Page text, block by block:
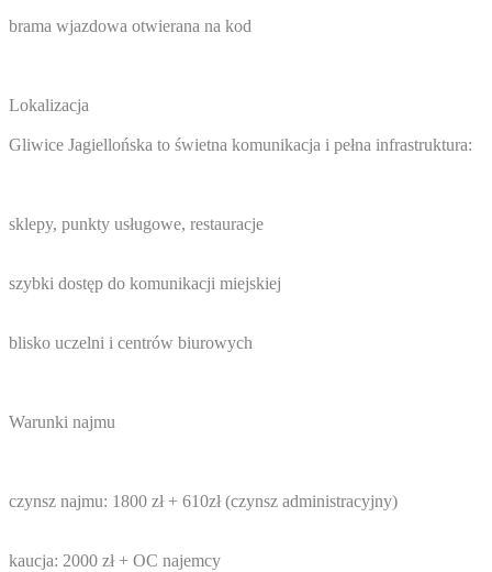
brama wjazdowa otwierana na kod
Lokalizacja
Gliwice Jagiellońska to świetna komunikacja i pełna infrastruktura:
sklepy, punkty usługowe, restauracje
szybki dostęp do komunikacji miejskiej
blisko uczelni i centrów biurowych
Warunki najmu
czynsz najmu: 1800 zł + 610zł (czynsz administracyjny)
kaucja: 2000 zł + OC najemcy